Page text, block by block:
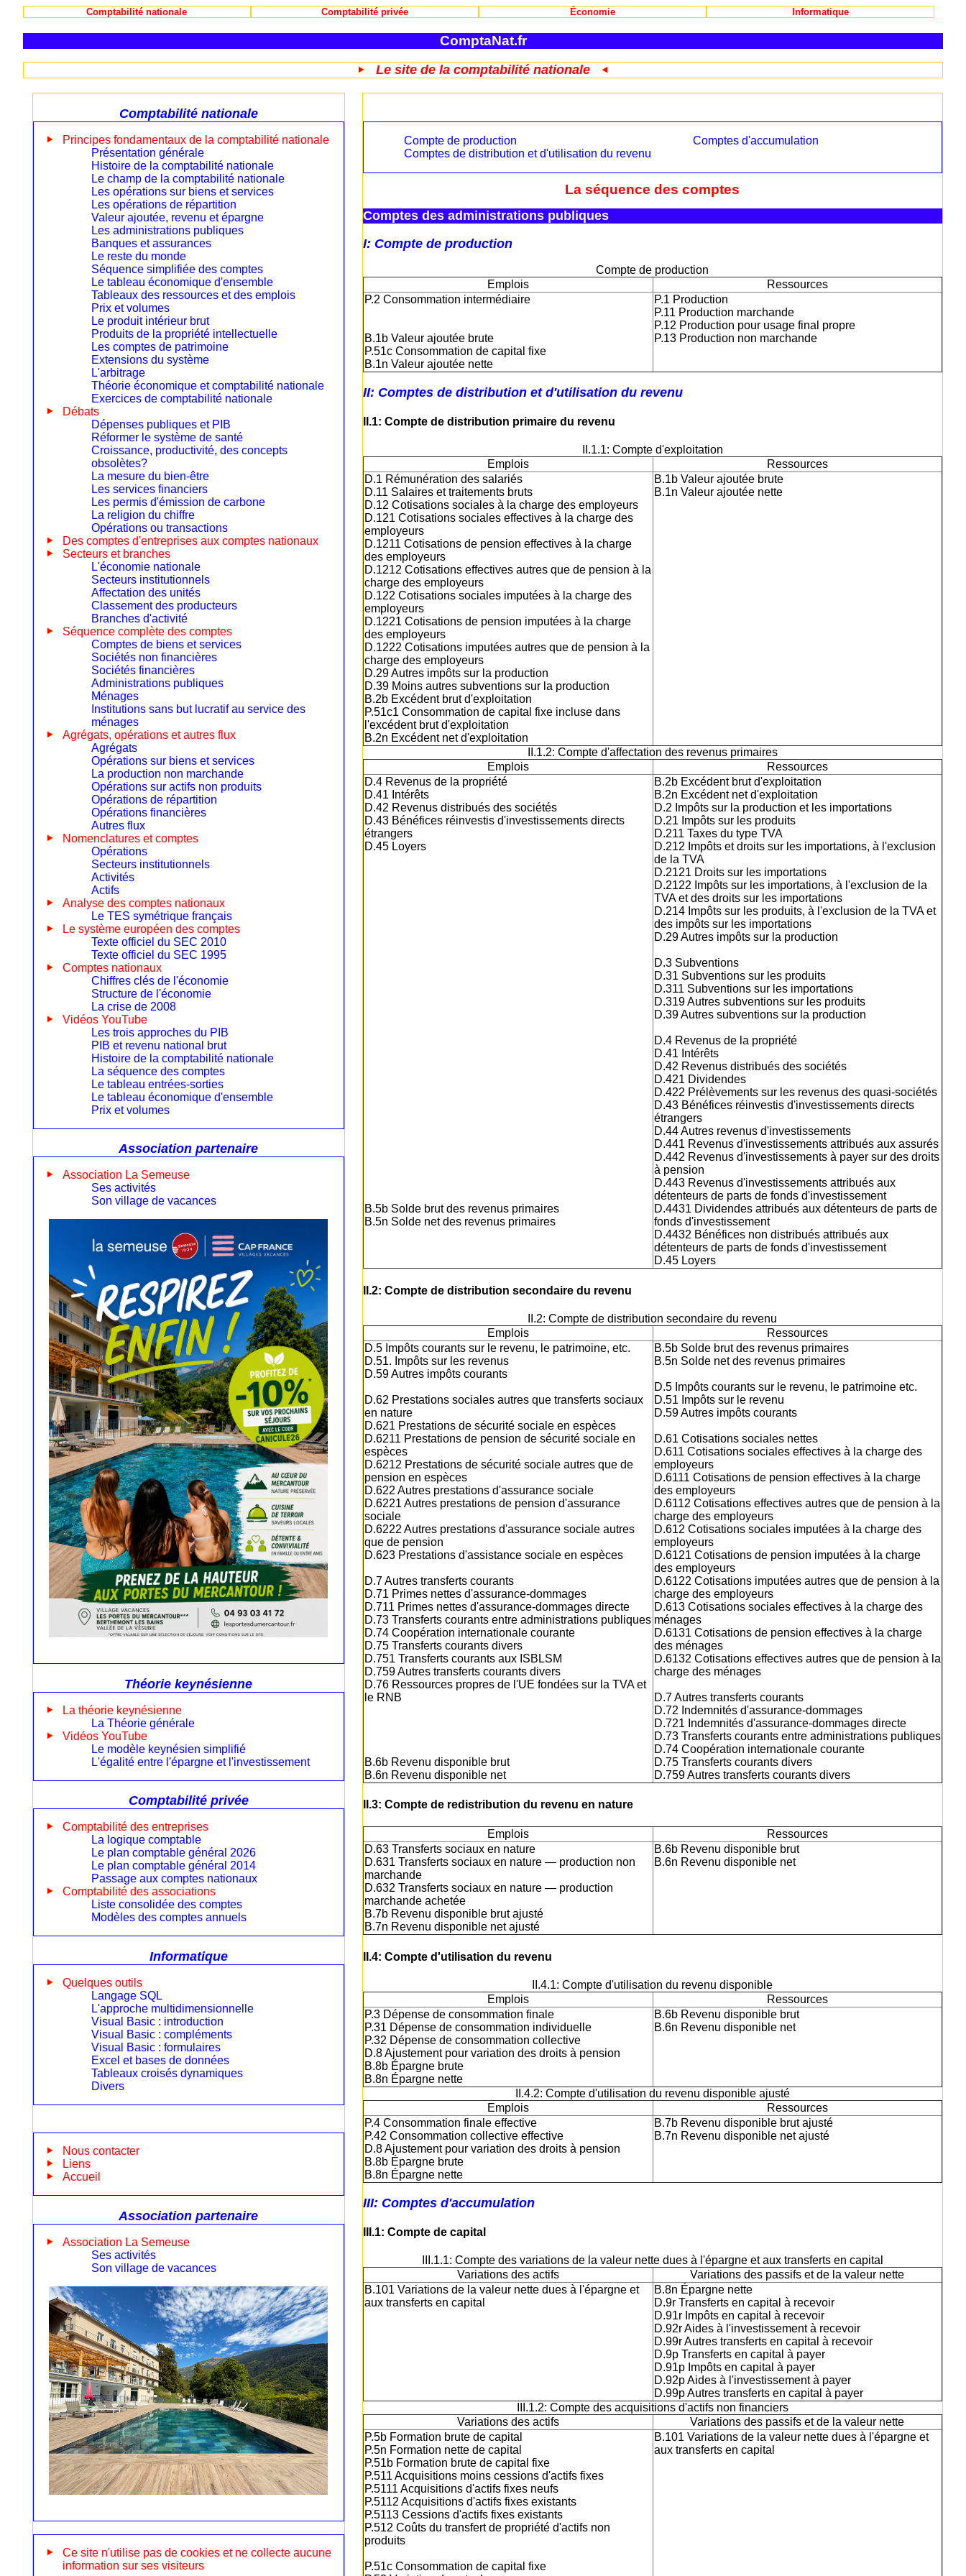
Comptabilité nationale Comptabilité privée Économie Informatique
ComptaNat.fr
Le site de la comptabilité nationale
Compte de production
Comptes de distribution et d'utilisation du revenu
Comptes d'accumulation
La séquence des comptes
Comptes des administrations publiques
I: Compte de production
Compte de production
Emplois
Ressources
P.2 Consommation intermédiaire
B.1b Valeur ajoutée brute
P.51c Consommation de capital fixe
B.1n Valeur ajoutée nette
P.1 Production
P.11 Production marchande
P.12 Production pour usage final propre
P.13 Production non marchande
II: Comptes de distribution et d'utilisation du revenu
II.1: Compte de distribution primaire du revenu
II.1.1: Compte d'exploitation
Emplois
Ressources
D.1 Rémunération des salariés
D.11 Salaires et traitements bruts
D.12 Cotisations sociales à la charge des employeurs
D.121 Cotisations sociales effectives à la charge des
employeurs
D.1211 Cotisations de pension effectives à la charge
des employeurs
D.1212 Cotisations effectives autres que de pension à la
charge des employeurs
D.122 Cotisations sociales imputées à la charge des
employeurs
D.1221 Cotisations de pension imputées à la charge
des employeurs
D.1222 Cotisations imputées autres que de pension à la
charge des employeurs
D.29 Autres impôts sur la production
D.39 Moins autres subventions sur la production
B.2b Excédent brut d'exploitation
P.51c1 Consommation de capital fixe incluse dans
l'excédent brut d'exploitation
B.2n Excédent net d'exploitation
B.1b Valeur ajoutée brute
B.1n Valeur ajoutée nette
II.1.2: Compte d'affectation des revenus primaires
Emplois
Ressources
D.4 Revenus de la propriété
D.41 Intérêts
D.42 Revenus distribués des sociétés
D.43 Bénéfices réinvestis d'investissements directs
étrangers
D.45 Loyers
B.5b Solde brut des revenus primaires
B.5n Solde net des revenus primaires
B.2b Excédent brut d'exploitation
B.2n Excédent net d'exploitation
D.2 Impôts sur la production et les importations
D.21 Impôts sur les produits
D.211 Taxes du type TVA
D.212 Impôts et droits sur les importations, à l'exclusion
de la TVA
D.2121 Droits sur les importations
D.2122 Impôts sur les importations, à l'exclusion de la
TVA et des droits sur les importations
D.214 Impôts sur les produits, à l'exclusion de la TVA et
des impôts sur les importations
D.29 Autres impôts sur la production
D.3 Subventions
D.31 Subventions sur les produits
D.311 Subventions sur les importations
D.319 Autres subventions sur les produits
D.39 Autres subventions sur la production
D.4 Revenus de la propriété
D.41 Intérêts
D.42 Revenus distribués des sociétés
D.421 Dividendes
D.422 Prélèvements sur les revenus des quasi-sociétés
D.43 Bénéfices réinvestis d'investissements directs
étrangers
D.44 Autres revenus d'investissements
D.441 Revenus d'investissements attribués aux assurés
D.442 Revenus d'investissements à payer sur des droits
à pension
D.443 Revenus d'investissements attribués aux
détenteurs de parts de fonds d'investissement
D.4431 Dividendes attribués aux détenteurs de parts de
fonds d'investissement
D.4432 Bénéfices non distribués attribués aux
détenteurs de parts de fonds d'investissement
D.45 Loyers
II.2: Compte de distribution secondaire du revenu
II.2: Compte de distribution secondaire du revenu
Emplois
Ressources
D.5 Impôts courants sur le revenu, le patrimoine, etc.
D.51. Impôts sur les revenus
D.59 Autres impôts courants
D.62 Prestations sociales autres que transferts sociaux
en nature
D.621 Prestations de sécurité sociale en espèces
D.6211 Prestations de pension de sécurité sociale en
espèces
D.6212 Prestations de sécurité sociale autres que de
pension en espèces
D.622 Autres prestations d'assurance sociale
D.6221 Autres prestations de pension d'assurance
sociale
D.6222 Autres prestations d'assurance sociale autres
que de pension
D.623 Prestations d'assistance sociale en espèces
D.7 Autres transferts courants
D.71 Primes nettes d'assurance-dommages
D.711 Primes nettes d'assurance-dommages directe
D.73 Transferts courants entre administrations publiques
D.74 Coopération internationale courante
D.75 Transferts courants divers
D.751 Transferts courants aux ISBLSM
D.759 Autres transferts courants divers
D.76 Ressources propres de l'UE fondées sur la TVA et
le RNB
B.6b Revenu disponible brut
B.6n Revenu disponible net
B.5b Solde brut des revenus primaires
B.5n Solde net des revenus primaires
D.5 Impôts courants sur le revenu, le patrimoine etc.
D.51 Impôts sur le revenu
D.59 Autres impôts courants
D.61 Cotisations sociales nettes
D.611 Cotisations sociales effectives à la charge des
employeurs
D.6111 Cotisations de pension effectives à la charge
des employeurs
D.6112 Cotisations effectives autres que de pension à la
charge des employeurs
D.612 Cotisations sociales imputées à la charge des
employeurs
D.6121 Cotisations de pension imputées à la charge
des employeurs
D.6122 Cotisations imputées autres que de pension à la
charge des employeurs
D.613 Cotisations sociales effectives à la charge des
ménages
D.6131 Cotisations de pension effectives à la charge
des ménages
D.6132 Cotisations effectives autres que de pension à la
charge des ménages
D.7 Autres transferts courants
D.72 Indemnités d'assurance-dommages
D.721 Indemnités d'assurance-dommages directe
D.73 Transferts courants entre administrations publiques
D.74 Coopération internationale courante
D.75 Transferts courants divers
D.759 Autres transferts courants divers
II.3: Compte de redistribution du revenu en nature
Emplois
Ressources
D.63 Transferts sociaux en nature
D.631 Transferts sociaux en nature — production non
marchande
D.632 Transferts sociaux en nature — production
marchande achetée
B.7b Revenu disponible brut ajusté
B.7n Revenu disponible net ajusté
B.6b Revenu disponible brut
B.6n Revenu disponible net
II.4: Compte d'utilisation du revenu
II.4.1: Compte d'utilisation du revenu disponible
Emplois
Ressources
P.3 Dépense de consommation finale
P.31 Dépense de consommation individuelle
P.32 Dépense de consommation collective
D.8 Ajustement pour variation des droits à pension
B.8b Épargne brute
B.8n Épargne nette
B.6b Revenu disponible brut
B.6n Revenu disponible net
II.4.2: Compte d'utilisation du revenu disponible ajusté
Emplois
Ressources
P.4 Consommation finale effective
P.42 Consommation collective effective
D.8 Ajustement pour variation des droits à pension
B.8b Épargne brute
B.8n Épargne nette
B.7b Revenu disponible brut ajusté
B.7n Revenu disponible net ajusté
III: Comptes d'accumulation
III.1: Compte de capital
III.1.1: Compte des variations de la valeur nette dues à l'épargne et aux transferts en capital
Variations des actifs
Variations des passifs et de la valeur nette
B.101 Variations de la valeur nette dues à l'épargne et
aux transferts en capital
B.8n Épargne nette
D.9r Transferts en capital à recevoir
D.91r Impôts en capital à recevoir
D.92r Aides à l'investissement à recevoir
D.99r Autres transferts en capital à recevoir
D.9p Transferts en capital à payer
D.91p Impôts en capital à payer
D.92p Aides à l'investissement à payer
D.99p Autres transferts en capital à payer
III.1.2: Compte des acquisitions d'actifs non financiers
Variations des actifs
Variations des passifs et de la valeur nette
P.5b Formation brute de capital
P.5n Formation nette de capital
P.51b Formation brute de capital fixe
P.511 Acquisitions moins cessions d'actifs fixes
P.5111 Acquisitions d'actifs fixes neufs
P.5112 Acquisitions d'actifs fixes existants
P.5113 Cessions d'actifs fixes existants
P.512 Coûts du transfert de propriété d'actifs non
produits
P.51c Consommation de capital fixe
B.101 Variations de la valeur nette dues à l'épargne et
aux transferts en capital
Comptabilité nationale
Principes fondamentaux de la comptabilité nationale
Présentation générale
Histoire de la comptabilité nationale
Le champ de la comptabilité nationale
Les opérations sur biens et services
Les opérations de répartition
Valeur ajoutée, revenu et épargne
Les administrations publiques
Banques et assurances
Le reste du monde
Séquence simplifiée des comptes
Le tableau économique d'ensemble
Tableaux des ressources et des emplois
Prix et volumes
Le produit intérieur brut
Produits de la propriété intellectuelle
Les comptes de patrimoine
Extensions du système
L'arbitrage
Théorie économique et comptabilité nationale
Exercices de comptabilité nationale
Débats
Dépenses publiques et PIB
Réformer le système de santé
Croissance, productivité, des concepts
obsolètes?
La mesure du bien-être
Les services financiers
Les permis d'émission de carbone
La religion du chiffre
Opérations ou transactions
Des comptes d'entreprises aux comptes nationaux
Secteurs et branches
L'économie nationale
Secteurs institutionnels
Affectation des unités
Classement des producteurs
Branches d'activité
Séquence complète des comptes
Comptes de biens et services
Sociétés non financières
Sociétés financières
Administrations publiques
Ménages
Institutions sans but lucratif au service des
ménages
Agrégats, opérations et autres flux
Agrégats
Opérations sur biens et services
La production non marchande
Opérations sur actifs non produits
Opérations de répartition
Opérations financières
Autres flux
Nomenclatures et comptes
Opérations
Secteurs institutionnels
Activités
Actifs
Analyse des comptes nationaux
Le TES symétrique français
Le système européen des comptes
Texte officiel du SEC 2010
Texte officiel du SEC 1995
Comptes nationaux
Chiffres clés de l'économie
Structure de l'économie
La crise de 2008
Vidéos YouTube
Les trois approches du PIB
PIB et revenu national brut
Histoire de la comptabilité nationale
La séquence des comptes
Le tableau entrées-sorties
Le tableau économique d'ensemble
Prix et volumes
Association partenaire
Association La Semeuse
Ses activités
Son village de vacances
Théorie keynésienne
La théorie keynésienne
La Théorie générale
Vidéos YouTube
Le modèle keynésien simplifié
L'égalité entre l'épargne et l'investissement
Comptabilité privée
Comptabilité des entreprises
La logique comptable
Le plan comptable général 2026
Le plan comptable général 2014
Passage aux comptes nationaux
Comptabilité des associations
Liste consolidée des comptes
Modèles des comptes annuels
Informatique
Quelques outils
Langage SQL
L'approche multidimensionnelle
Visual Basic : introduction
Visual Basic : compléments
Visual Basic : formulaires
Excel et bases de données
Tableaux croisés dynamiques
Divers
Nous contacter
Liens
Accueil
Association partenaire
Association La Semeuse
Ses activités
Son village de vacances
Ce site n'utilise pas de cookies et ne collecte aucune
information sur ses visiteurs